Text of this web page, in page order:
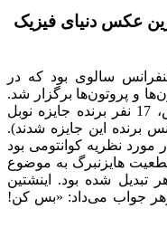
عکس دنیای فیزیک
سالوی بود که در
الکترون‌ها و پروتون‌ها برگزار شد.
از 29 نفر فیزیک‌دان حاضر در کنفرانس، 17 نفر برنده جایزه نوبل
برنده این جایزه شدند).
نظریه کوانتومی بود
هایزنبرگ به موضوع
تبدیل شده بود. اینشتین
جواب می‌داد: «بس کن!